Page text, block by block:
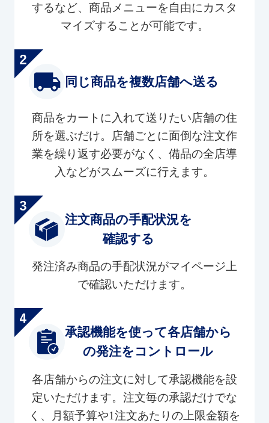
するなど、商品メニューを自由にカスタ
マイズすることが可能です。
同じ商品を複数店舗へ送る
商品をカートに入れて送りたい店舗の住
所を選ぶだけ。店舗ごとに面倒な注文作
業を繰り返す必要がなく、備品の全店導
入などがスムーズに行えます。
注文商品の手配状況を
確認する
発注済み商品の手配状況がマイページ上
で確認いただけます。
承認機能を使って各店舗から
の発注をコントロール
各店舗からの注文に対して承認機能を設
定いただけます。注文毎の承認だけでな
く、月額予算や1注文あたりの上限金額を